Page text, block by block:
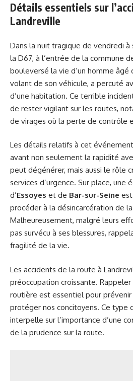
Détails essentiels sur
Landreville
Dans la nuit tragique de vendredi à
la D67, à l’entrée de la commune
bouleversé la vie d’un homme âgé
volant de son véhicule, a percuté
d’une habitation. Ce terrible
de rester vigilant sur les routes,
de virages où la perte de contrôle
Les détails relatifs à cet
avant non seulement la rapidité
peut dégénérer, mais aussi le rôle
services d’urgence. Sur place, une
d’Essoyes et de Bar-sur-Seine
procéder à la désincarcération de
Malheureusement, malgré leurs
pas survécu à ses blessures,
fragilité de la vie.
Les accidents de la route à
préoccupation croissante.
routière est essentiel pour
protéger nos concitoyens. Ce type
interpelle sur l’importance d’une
de la prudence sur la route.